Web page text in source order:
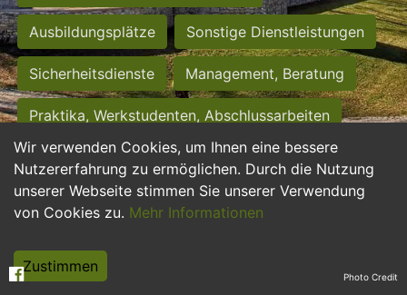
Wir verwenden Cookies, um Ihnen eine bessere
Nutzererfahrung zu ermöglichen. Durch die Nutzung
unserer Webseite stimmen Sie unserer Verwendung
von Cookies zu. Mehr Informationen
Zustimmen
Ausbildungsplätze Sonstige Dienstleistungen
Sicherheitsdienste Management, Beratung
Praktika, Werkstudenten, Abschlussarbeiten
Personalwesen Assistenz, Sekretariat
Hilfskräfte, Aushilfs- und Nebenjobs
Weiterbildung, Studium, duale Ausbildung Photo Credit